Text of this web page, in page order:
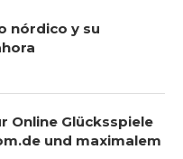
nórdico y su
Online Glücksspiele
und maximalem